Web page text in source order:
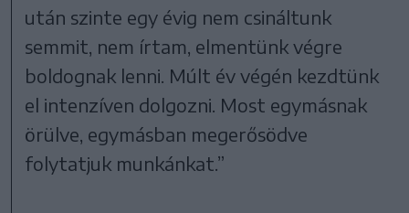
után szinte egy évig nem csináltunk
semmit, nem írtam, elmentünk végre
boldognak lenni. Múlt év végén kezdtünk
el intenzíven dolgozni. Most egymásnak
örülve, egymásban megerősödve
folytatjuk munkánkat.”